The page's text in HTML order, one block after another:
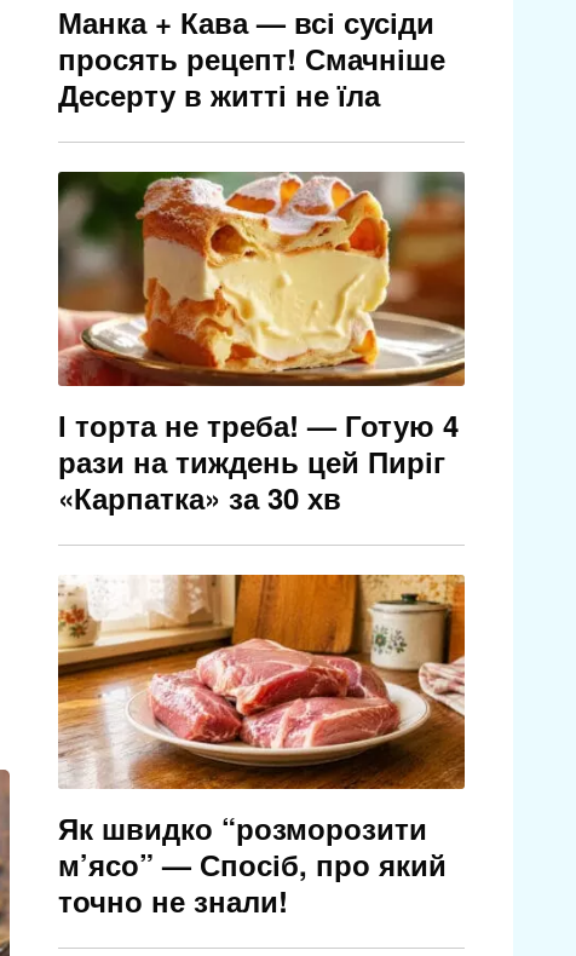
Манка + Кава — всі сусіди
просять рецепт! Смачніше
Десерту в житті не їла
І торта не треба! — Готую 4
рази на тиждень цей Пиріг
«Карпатка» за 30 хв
Як швидко “розморозити
м’ясо” — Спосіб, про який
точно не знали!